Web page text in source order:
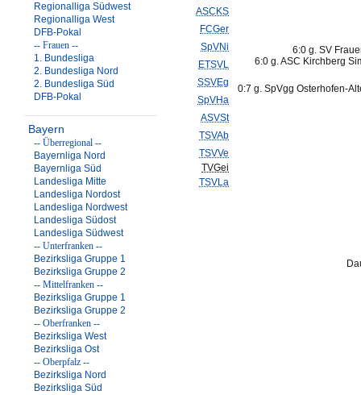
Regionalliga Südwest
Regionalliga West
DFB-Pokal
-- Frauen --
1. Bundesliga
2. Bundesliga Nord
2. Bundesliga Süd
DFB-Pokal
Bayern
-- Überregional --
Bayernliga Nord
Bayernliga Süd
Landesliga Mitte
Landesliga Nordost
Landesliga Nordwest
Landesliga Südost
Landesliga Südwest
-- Unterfranken --
Bezirksliga Gruppe 1
Bezirksliga Gruppe 2
-- Mittelfranken --
Bezirksliga Gruppe 1
Bezirksliga Gruppe 2
-- Oberfranken --
Bezirksliga West
Bezirksliga Ost
-- Oberpfalz --
Bezirksliga Nord
Bezirksliga Süd
ASCKS
FCGer
SpVNi
ETSVL
SSVEg
SpVHa
ASVSt
TSVAb
TSVVe
TVGei
TSVLa
6:0 g. SV
6:0 g. ASC Kirchberg
0:7 g. SpVgg Osterhofen-